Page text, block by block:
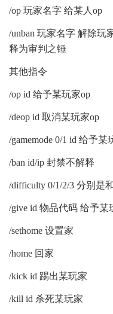
/op 玩家名字 给某人op
/unban 玩家名字 解除玩
释为审判之锤
其他指令
/op id 给予某玩家op
/deop id 取消某玩家op
/gamemode 0/1 id 给予
/ban id/ip 封禁不解释
/difficulty 0/1/2/3 分别是
/give id 物品代码 给予某
/sethome 设置家
/home 回家
/kick id 踢出某玩家
/kill id 杀死某玩家